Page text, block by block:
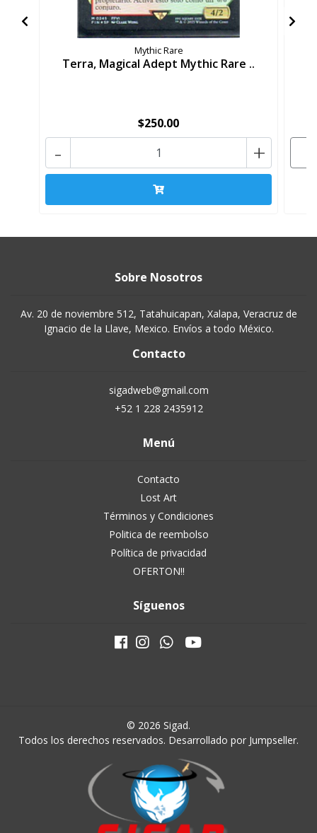
Mythic Rare
Terra, Magical Adept Mythic Rare ..
$250.00
+
-
Sobre Nosotros
Av. 20 de noviembre 512, Tatahuicapan, Xalapa, Veracruz de
Ignacio de la Llave, Mexico. Envíos a todo México.
Contacto
sigadweb@gmail.com
+52 1 228 2435912
Menú
Contacto
Lost Art
Términos y Condiciones
Politica de reembolso
Política de privacidad
OFERTON!!
Síguenos
© 2026 Sigad.
Todos los derechos reservados. Desarrollado por Jumpseller.